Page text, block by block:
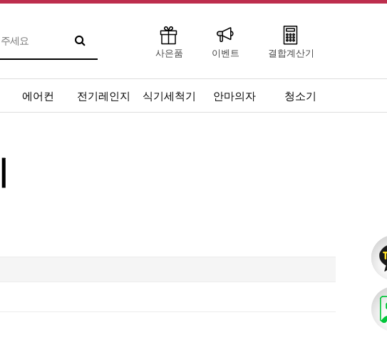
사은품 이벤트 결합계산기
에어컨 전기레인지 식기세척기 안마의자 청소기